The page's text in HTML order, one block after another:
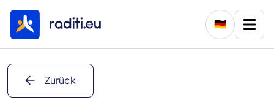
🇩🇪
arrow_back Zurück